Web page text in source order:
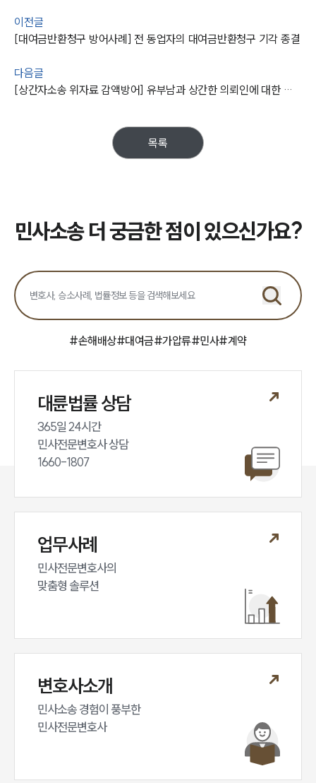
법률정보
법률지식인
민사그룹 업무
전체
손해배상 · 민사전문변호사
소식/자료
언론보도
공지사항
법률 블로그
법률서식
세미나
대륜법률상담예약
이전글
[대여금반환청구 방어사례] 전 동업자의 대여금반환청구 기각 종결
다음글
[상간자소송 위자료 감액방어] 유부남과 상간한 의뢰인에 대한 위자료 75%를 감액시킨 사례
목록
민사소송 더 궁금한 점이 있으신가요?
#손해배상#대여금#가압류#민사#계약
대륜법률 상담
365일 24시간
민사전문변호사 상담
1660-1807
업무사례
민사전문변호사의
맞춤형 솔루션
변호사소개
민사소송 경험이 풍부한
민사전문변호사